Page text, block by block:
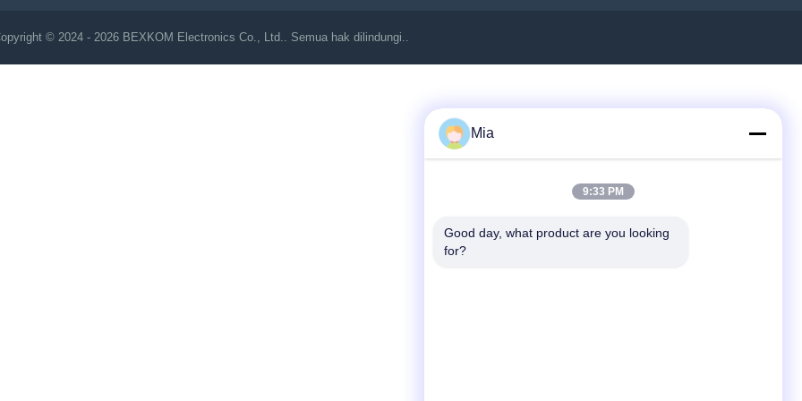
© 2024 - 2026 BEXKOM Electronics Co., Ltd.. Semua hak dilindungi..
Mia
9:33 PM
Good day, what product are you looking
for?